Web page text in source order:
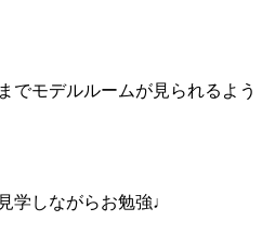
でモデルルームが見られるよう
学しながらお勉強♩